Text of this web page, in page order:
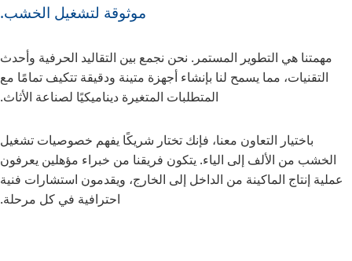
موثوقة لتشغيل الخشب.
مهمتنا هي التطوير المستمر. نحن نجمع بين التقاليد الحرفية وأحدث
التقنيات، مما يسمح لنا بإنشاء أجهزة متينة ودقيقة تتكيف تمامًا مع
المتطلبات المتغيرة ديناميكيًا لصناعة الأثاث.
باختيار التعاون معنا، فإنك تختار شريكًا يفهم خصوصيات تشغيل
الخشب من الألف إلى الياء. يتكون فريقنا من خبراء مؤهلين يعرفون
عملية إنتاج الماكينة من الداخل إلى الخارج، ويقدمون استشارات فنية
احترافية في كل مرحلة.